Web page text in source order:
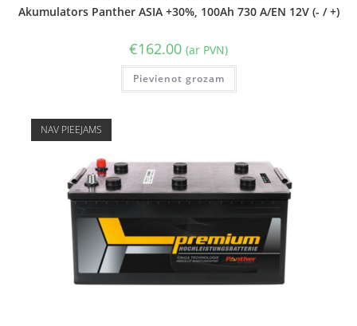
Akumulators Panther ASIA +30%, 100Ah 730 A/EN 12V (- / +)
€162.00 (ar PVN)
Pievienot grozam
NAV PIEEJAMS